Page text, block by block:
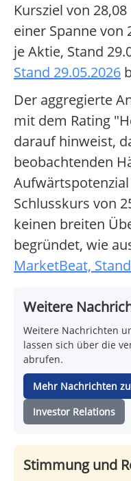
Kursziel von
einer Spanne von
je Aktie, Stand
Stand 29.05.2026
Der aggregierte
mit dem Rating
darauf hinweist,
beobachtenden
Schlusskurs von
keinen breiten
begründet, wie
MarketBeat,
Weitere
Weitere Nachrichten
lassen sich über die
abrufen.
Mehr Nachrichten
Investor Relations
Stimmung und